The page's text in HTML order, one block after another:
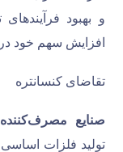
و بهبود
افزایش سهم خود
تقاضای کنسانتره
صنایع
تولید فلزات اساسی